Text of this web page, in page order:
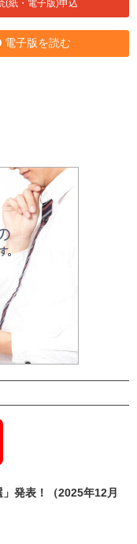
(紙・電子版)申込
電子版を読む
Channel
発表！（2025年12月